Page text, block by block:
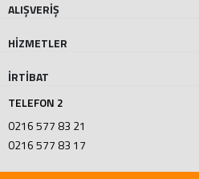
ALIŞVERİŞ
HİZMETLER
İRTİBAT
TELEFON 2
0216 577 83 21
0216 577 83 17